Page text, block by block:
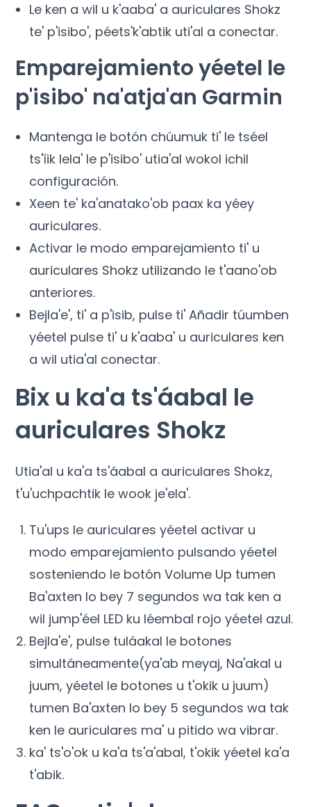
Le ken a wil u k'aaba' a auriculares Shokz
te' p'isibo', péets'k'abtik uti'al a conectar.
Emparejamiento yéetel le
p'isibo' na'atja'an Garmin
Mantenga le botón chúumuk ti' le tséel
ts'íik lela' le p'isibo' utia'al wokol ichil
configuración.
Xeen te' ka'anatako'ob paax ka yéey
auriculares.
Activar le modo emparejamiento ti' u
auriculares Shokz utilizando le t'aano'ob
anteriores.
Bejla'e', ti' a p'isib, pulse ti' Añadir túumben
yéetel pulse ti' u k'aaba' u auriculares ken
a wil utia'al conectar.
Bix u ka'a ts'áabal le
auriculares Shokz
Utia'al u ka'a ts'áabal a auriculares Shokz,
t'u'uchpachtik le wook je'ela'.
Tu'ups le auriculares yéetel activar u
modo emparejamiento pulsando yéetel
sosteniendo le botón Volume Up tumen
Ba'axten lo bey 7 segundos wa tak ken a
wil jump'éel LED ku léembal rojo yéetel azul.
Bejla'e', pulse tuláakal le botones
simultáneamente(ya'ab meyaj, Na'akal u
juum, yéetel le botones u t'okik u juum)
tumen Ba'axten lo bey 5 segundos wa tak
ken le auriculares ma' u pitido wa vibrar.
ka' ts'o'ok u ka'a ts'a'abal, t'okik yéetel ka'a
t'abik.